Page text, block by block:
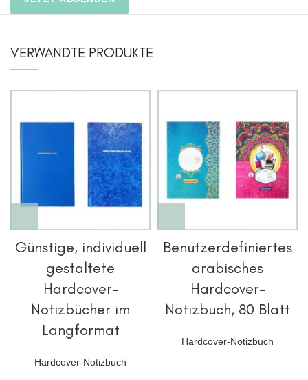
VERWANDTE PRODUKTE
Günstige, individuell
gestaltete
Hardcover-
Notizbücher im
Langformat
Hardcover-Notizbuch
Benutzerdefiniertes
arabisches
Hardcover-
Notizbuch, 80 Blatt
Hardcover-Notizbuch